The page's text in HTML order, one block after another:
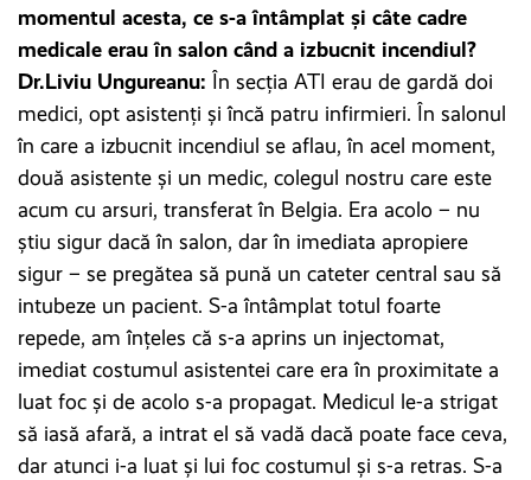
momentul acesta, ce s-a întâmplat și câte cadre
medicale erau în salon când a izbucnit incendiul?
Dr.Liviu Ungureanu: În secția ATI erau de gardă doi
medici, opt asistenți și încă patru infirmieri. În salonul
în care a izbucnit incendiul se aflau, în acel moment,
două asistente și un medic, colegul nostru care este
acum cu arsuri, transferat în Belgia. Era acolo – nu
știu sigur dacă în salon, dar în imediata apropiere
sigur – se pregătea să pună un cateter central sau să
intubeze un pacient. S-a întâmplat totul foarte
repede, am înțeles că s-a aprins un injectomat,
imediat costumul asistentei care era în proximitate a
luat foc și de acolo s-a propagat. Medicul le-a strigat
să iasă afară, a intrat el să vadă dacă poate face ceva,
dar atunci i-a luat și lui foc costumul și s-a retras. S-a